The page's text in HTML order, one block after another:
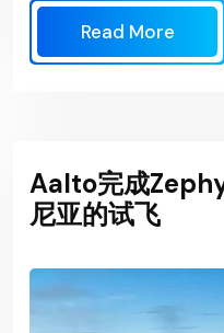
Read More
Aalto完成
尼亚的试飞